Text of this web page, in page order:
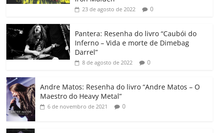
o
o
k
p
Cl
a
ss
ro
o
k h
ar
23 de agosto de 2022 0
Pantera: Resenha do livro “Caubói do
Inferno – Vida e morte de Dimebag
Darrel”
8 de agosto de 2022 0
Andre Matos: Resenha do livro “Andre Matos – O
Maestro do Heavy Metal”
6 de novembro de 2021 0